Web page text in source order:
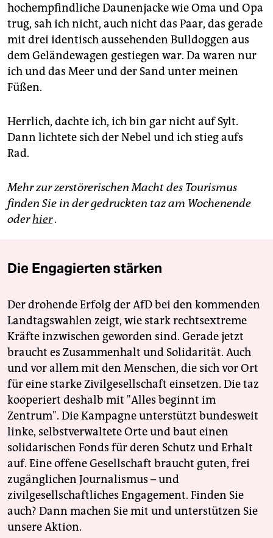
hochempfindliche Daunenjacke wie Oma und Opa
trug, sah ich nicht, auch nicht das Paar, das gerade
mit drei identisch aussehenden Bulldoggen aus
dem Geländewagen gestiegen war. Da waren nur
ich und das Meer und der Sand unter meinen
Füßen.
Herrlich, dachte ich, ich bin gar nicht auf Sylt.
Dann lichtete sich der Nebel und ich stieg aufs
Rad.
Mehr zur zerstörerischen Macht des Tourismus
finden Sie in der gedruckten taz am Wochenende
oderhier.
Die Engagierten stärken
Der drohende Erfolg der AfD bei den kommenden
Landtagswahlen zeigt, wie stark rechtsextreme
Kräfte inzwischen geworden sind. Gerade jetzt
braucht es Zusammenhalt und Solidarität. Auch
und vor allem mit den Menschen, die sich vor Ort
für eine starke Zivilgesellschaft einsetzen. Die taz
kooperiert deshalb mit "Alles beginnt im
Zentrum". Die Kampagne unterstützt bundesweit
linke, selbstverwaltete Orte und baut einen
solidarischen Fonds für deren Schutz und Erhalt
auf. Eine offene Gesellschaft braucht guten, frei
zugänglichen Journalismus – und
zivilgesellschaftliches Engagement. Finden Sie
auch? Dann machen Sie mit und unterstützen Sie
unsere Aktion.